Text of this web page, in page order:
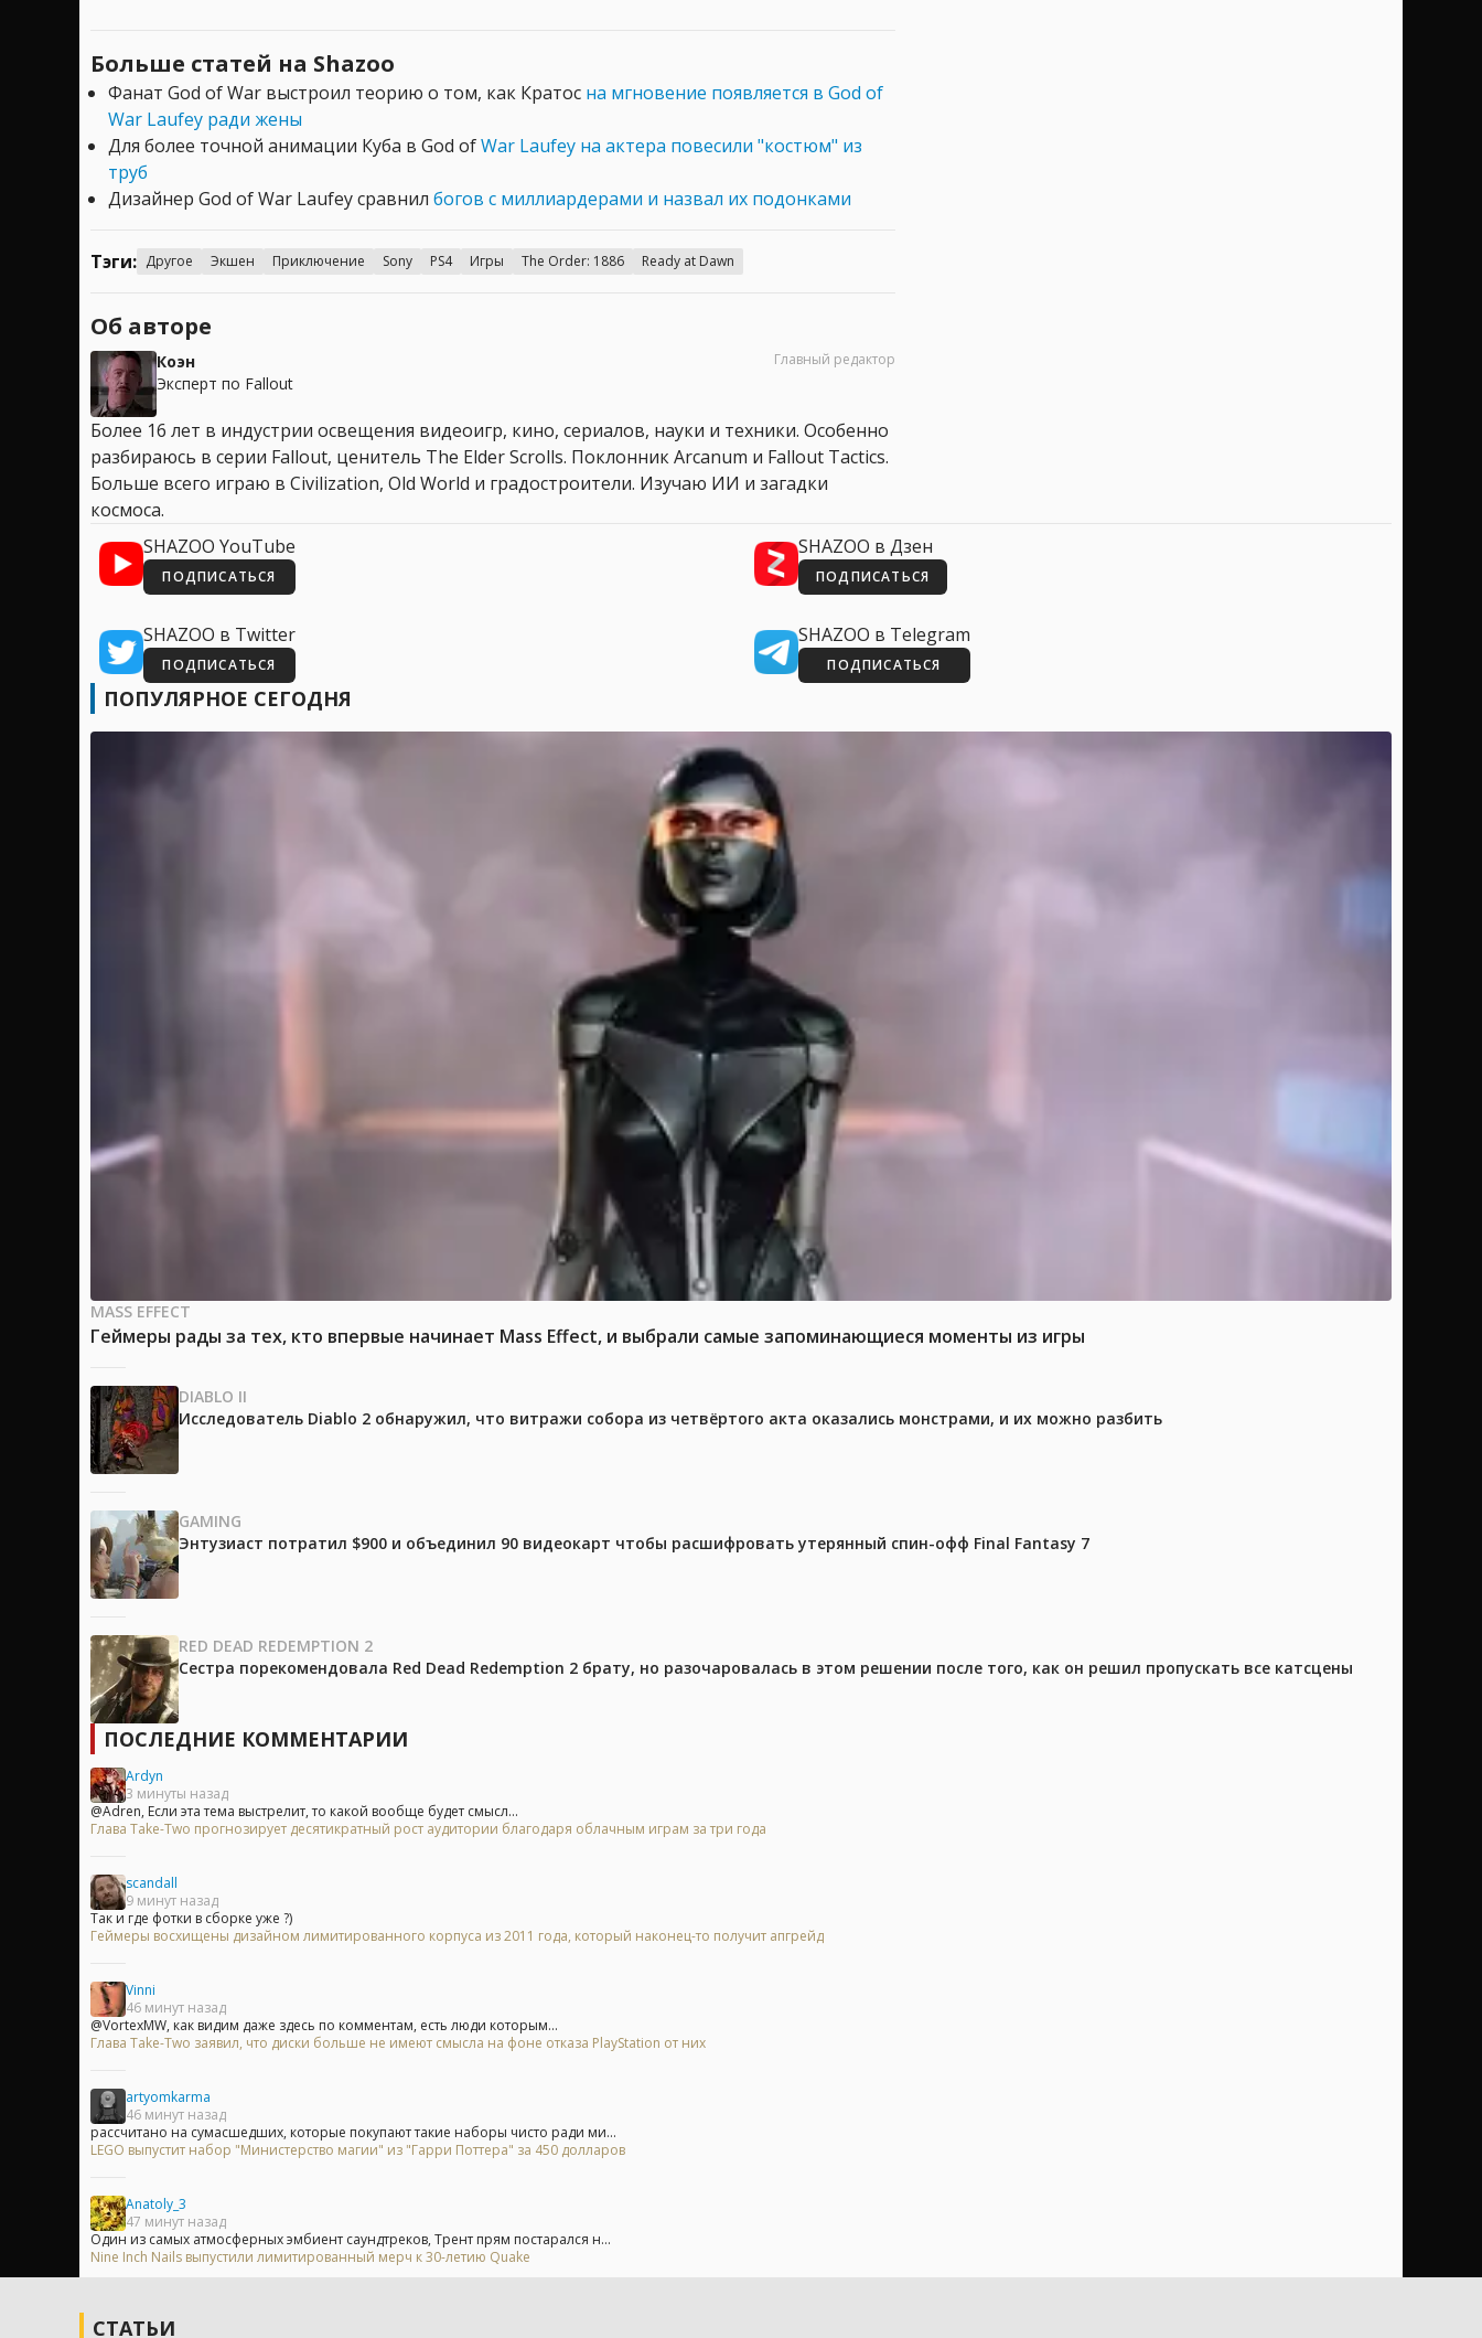
Больше статей на Shazoo
Фанат God of War выстроил теорию о том, как Кратос на мгновение появляется в God of
War Laufey ради жены
Для более точной анимации Куба в God ofWar Laufey на актера повесили "костюм" из
труб
Дизайнер God of War Laufey сравнил богов с миллиардерами и назвал их подонками
Тэги: Другое Экшен Приключение Sony PS4 Игры The Order: 1886 Ready at Dawn
Об авторе
Коэн
Эксперт по Fallout
Главный редактор
Более 16 лет в индустрии освещения видеоигр, кино, сериалов, науки и техники. Особенно
разбираюсь в серии Fallout, ценитель The Elder Scrolls. Поклонник Arcanum и Fallout Tactics.
Больше всего играю в Civilization, Old World и градостроители. Изучаю ИИ и загадки
космоса.
SHAZOO YouTube
ПОДПИСАТЬСЯ
SHAZOO в Дзен
ПОДПИСАТЬСЯ
SHAZOO в Twitter
ПОДПИСАТЬСЯ
SHAZOO в Telegram
ПОДПИСАТЬСЯ
ПОПУЛЯРНОЕ СЕГОДНЯ
MASS EFFECT
Геймеры рады за тех, кто впервые начинает Mass Effect, и выбрали самые запоминающиеся моменты из игры
DIABLO II
Исследователь Diablo 2 обнаружил, что витражи собора из четвёртого акта оказались монстрами, и их можно разбить
GAMING
Энтузиаст потратил $900 и объединил 90 видеокарт чтобы расшифровать утерянный спин-офф Final Fantasy 7
RED DEAD REDEMPTION 2
Сестра порекомендовала Red Dead Redemption 2 брату, но разочаровалась в этом решении после того, как он решил пропускать все катсцены
ПОСЛЕДНИЕ КОММЕНТАРИИ
Ardyn
3 минуты назад
@Adren, Если эта тема выстрелит, то какой вообще будет смысл...
Глава Take-Two прогнозирует десятикратный рост аудитории благодаря облачным играм за три года
scandall
9 минут назад
Так и где фотки в сборке уже ?)
Геймеры восхищены дизайном лимитированного корпуса из 2011 года, который наконец-то получит апгрейд
Vinni
46 минут назад
@VortexMW, как видим даже здесь по комментам, есть люди которым...
Глава Take-Two заявил, что диски больше не имеют смысла на фоне отказа PlayStation от них
artyomkarma
46 минут назад
рассчитано на сумасшедших, которые покупают такие наборы чисто ради ми...
LEGO выпустит набор "Министерство магии" из "Гарри Поттера" за 450 долларов
Anatoly_3
47 минут назад
Один из самых атмосферных эмбиент саундтреков, Трент прям постарался н...
Nine Inch Nails выпустили лимитированный мерч к 30-летию Quake
СТАТЬИ